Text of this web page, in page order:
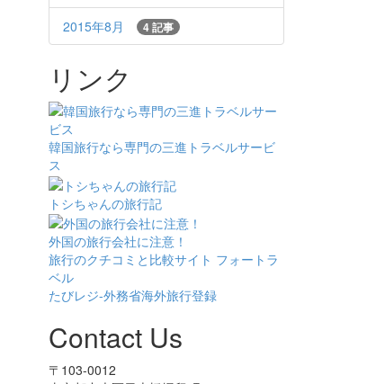
2015年8月 4 記事
リンク
韓国旅行なら専門の三進トラベルサービ
ス
トシちゃんの旅行記
外国の旅行会社に注意！
旅行のクチコミと比較サイト フォートラ
ベル
たびレジ-外務省海外旅行登録
Contact Us
〒103-0012